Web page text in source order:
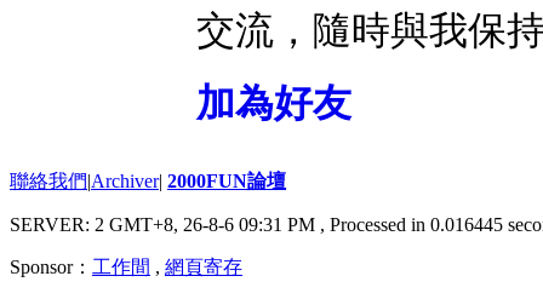
交流，隨時與我保
加為好友
聯絡我們|Archiver| 2000FUN論壇
SERVER: 2 GMT+8, 26-8-6 09:31 PM , Processed in 0.016445
Sponsor： 工作間 , 網頁寄存